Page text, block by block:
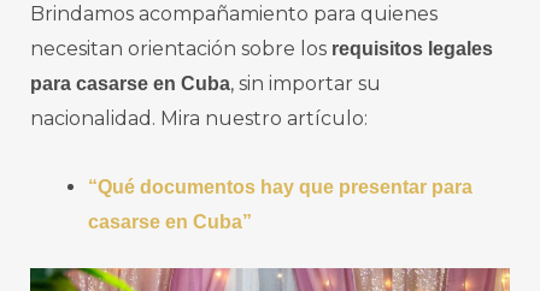
Brindamos acompañamiento para quienes
necesitan orientación sobre los requisitos legales
para casarse en Cuba, sin importar su
nacionalidad. Mira nuestro artículo:
“Qué documentos hay que presentar para
casarse en Cuba”